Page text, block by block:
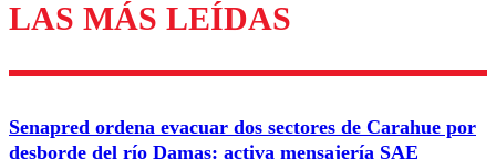
LAS MÁS LEÍDAS
Senapred ordena evacuar dos sectores de Carahue por
desborde del río Damas: activa mensajería SAE